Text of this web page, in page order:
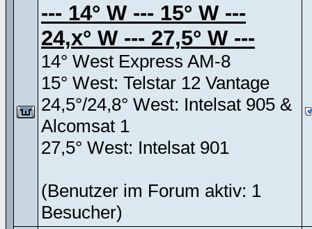
--- 14° W --- 15° W ---
24,x° W --- 27,5° W ---
14° West Express AM-8
15° West: Telstar 12 Vantage
24,5°/24,8° West: Intelsat 905 &
Alcomsat 1
27,5° West: Intelsat 901
(Benutzer im Forum aktiv: 1
Besucher)